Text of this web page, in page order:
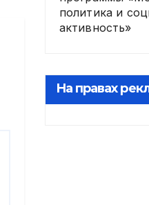
политика и
активность»
На правах